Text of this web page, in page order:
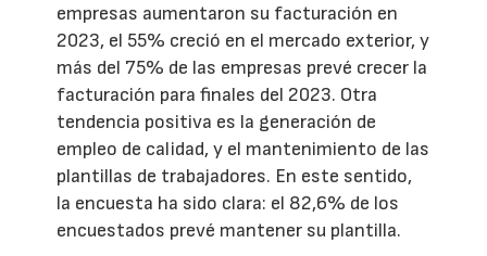
empresas aumentaron su facturación en
2023, el 55% creció en el mercado exterior, y
más del 75% de las empresas prevé crecer la
facturación para finales del 2023. Otra
tendencia positiva es la generación de
empleo de calidad, y el mantenimiento de las
plantillas de trabajadores. En este sentido,
la encuesta ha sido clara: el 82,6% de los
encuestados prevé mantener su plantilla.